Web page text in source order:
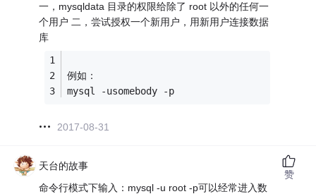
一，mysqldata 目录的权限给除了 root 以外的任何一
个用户 二，尝试授权一个新用户，用新用户连接数据
库
例如：
mysql -usomebody -p
2017-08-31
天台的故事
命令行模式下输入：mysql -u root -p可以经常进入数
赞